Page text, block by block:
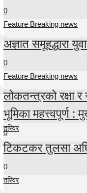
0
Feature Breaking news
अज्ञात समूहद्धारा
0
Feature Breaking news
लोकतन्त्रको रक्षा र
भूमिका महत्त्वपूर्ण :
0
तस्विर
टिकटकर तुलसा
0
तस्विर